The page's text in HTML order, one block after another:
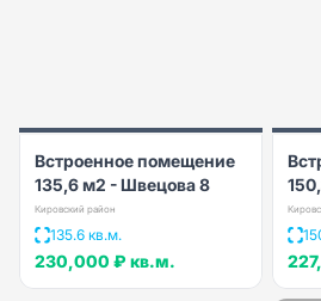
Встроенное помещение
135,6 м2 - Швецова 8
Кировский район
135.6 кв.м.
230,000 ₽ кв.м.